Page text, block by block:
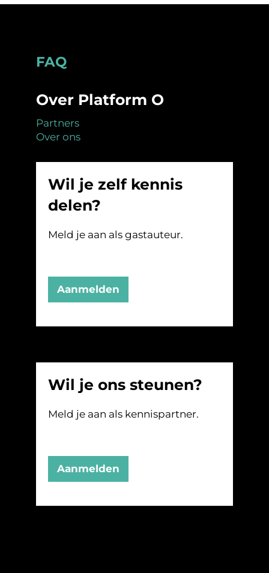
Footer
FAQ
Over Platform O
Partners
Over ons
Wil je zelf kennis
delen?
Meld je aan als gastauteur.
Aanmelden
Wil je ons steunen?
Meld je aan als kennispartner.
Aanmelden